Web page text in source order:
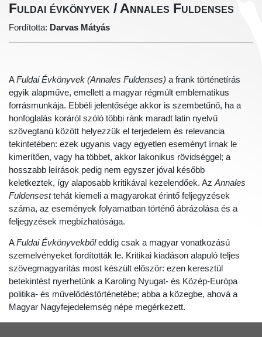
Fuldai évkönyvek / Annales Fuldenses
Fordította: Darvas Mátyás
AFuldai Évkönyvek (Annales Fuldenses) a frank történetírás
egyik alapműve, emellett a magyar régmúlt emblematikus
forrásmunkája. Ebbéli jelentősége akkor is szembetűnő, ha a
honfoglalás koráról szóló többi ránk maradt latin nyelvű
szövegtanú között helyezzük el terjedelem és relevancia
tekintetében: ezek ugyanis vagy egyetlen eseményt írnak le
kimerítően, vagy ha többet, akkor lakonikus rövidséggel; a
hosszabb leírások pedig nem egyszer jóval később
keletkeztek, így alaposabb kritikával kezelendőek. AzAnnales
Fuldensesttehát kiemeli a magyarokat érintő feljegyzések
száma, az események folyamatban történő ábrázolása és a
feljegyzések megbízhatósága.
AFuldai Évkönyvekbőleddig csak a magyar vonatkozású
szemelvényeket fordították le. Kritikai kiadáson alapuló teljes
szövegmagyarítás most készült először: ezen keresztül
betekintést nyerhetünk a Karoling Nyugat- és Közép-Európa
politika- és művelődéstörténetébe; abba a közegbe, ahová a
Magyar Nagyfejedelemség népe megérkezett.